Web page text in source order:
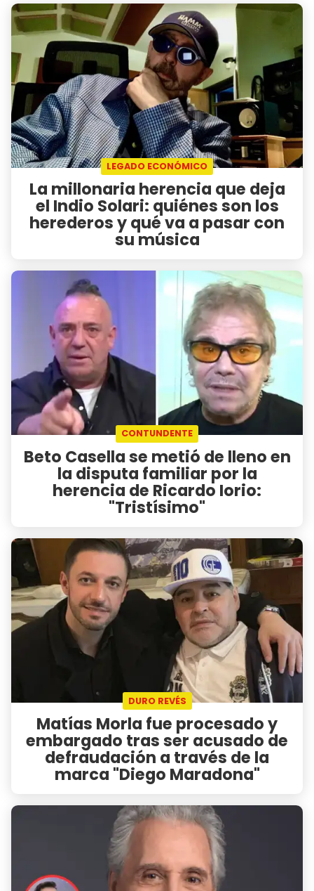
LEGADO ECONÓMICO
La millonaria herencia que deja
el Indio Solari: quiénes son los
herederos y qué va a pasar con
su música
CONTUNDENTE
Beto Casella se metió de lleno en
la disputa familiar por la
herencia de Ricardo Iorio:
"Tristísimo"
DURO REVÉS
Matías Morla fue procesado y
embargado tras ser acusado de
defraudación a través de la
marca "Diego Maradona"